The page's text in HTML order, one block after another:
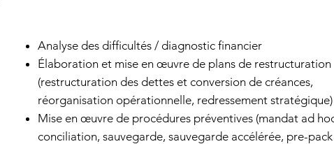
Analyse des difficultés / diagnostic financier
Élaboration et mise en œuvre de plans de restructuration
(restructuration des dettes et conversion de créances,
réorganisation opérationnelle, redressement stratégique)
Mise en œuvre de procédures préventives (mandat ad
conciliation, sauvegarde, sauvegarde accélérée, pre-pack